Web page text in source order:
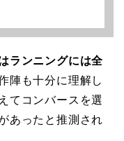
ランニングには全
陣も十分に理解し
てコンバースを選
あったと推測され